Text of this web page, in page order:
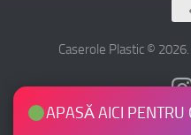
Caserole Plastic ©
APASĂ AICI PENTRU